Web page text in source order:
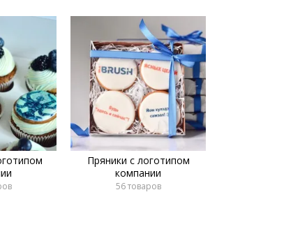
Пряники с логотипом
компании
56 товаров